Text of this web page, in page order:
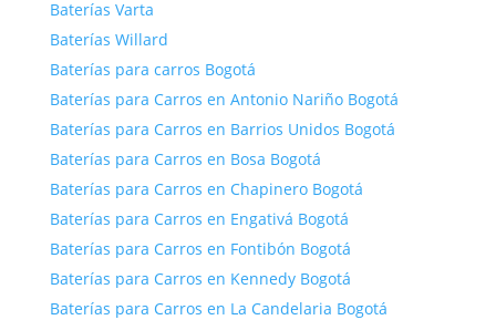
Baterías Varta
Baterías Willard
Baterías para carros Bogotá
Baterías para Carros en Antonio Nariño Bogotá
Baterías para Carros en Barrios Unidos Bogotá
Baterías para Carros en Bosa Bogotá
Baterías para Carros en Chapinero Bogotá
Baterías para Carros en Engativá Bogotá
Baterías para Carros en Fontibón Bogotá
Baterías para Carros en Kennedy Bogotá
Baterías para Carros en La Candelaria Bogotá